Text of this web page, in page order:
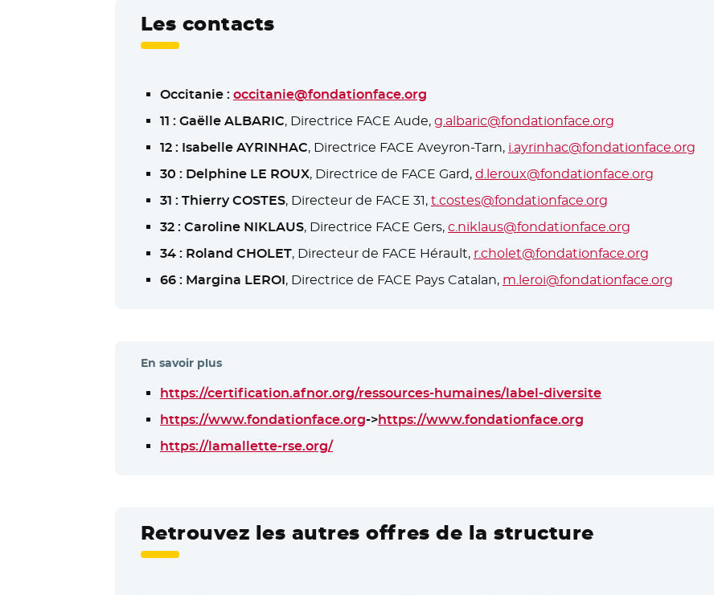
Les contacts
Occitanie : occitanie@fondationface.org
11 : Gaëlle ALBARIC, Directrice FACE Aude, g.albaric@fondationface.org
12 : Isabelle AYRINHAC, Directrice FACE Aveyron-Tarn, i.ayrinhac@fondationface.org
30 : Delphine LE ROUX, Directrice de FACE Gard, d.leroux@fondationface.org
31 : Thierry COSTES, Directeur de FACE 31, t.costes@fondationface.org
32 : Caroline NIKLAUS, Directrice FACE Gers, c.niklaus@fondationface.org
34 : Roland CHOLET, Directeur de FACE Hérault, r.cholet@fondationface.org
66 : Margina LEROI, Directrice de FACE Pays Catalan, m.leroi@fondationface.org
En savoir plus
https://certification.afnor.org/ressources-humaines/label-diversite- Nouvelle fenêtre
https://www.fondationface.org- Nouvelle fenêtre
->https://www.fondationface.org
https://lamallette-rse.org/- Nouvelle fenêtre
Retrouvez les autres offres de la structure